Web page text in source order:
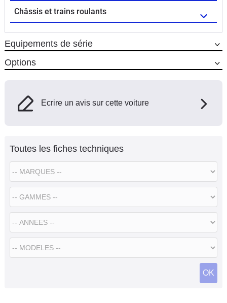
Châssis et trains roulants
Equipements de série
Options
Ecrire un avis sur cette voiture
Toutes les fiches techniques